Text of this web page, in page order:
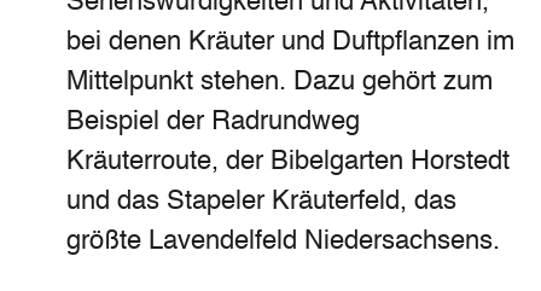
bei denen Kräuter und Duftpflanzen im
Mittelpunkt stehen. Dazu gehört zum
Beispiel der Radrundweg
Kräuterroute, der Bibelgarten Horstedt
und das Stapeler Kräuterfeld, das
größte Lavendelfeld Niedersachsens.